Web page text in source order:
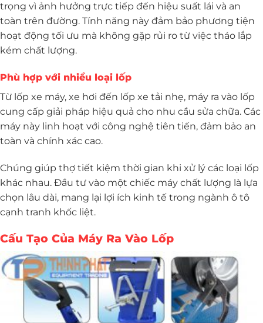
trọng vì ảnh hưởng trực tiếp đến hiệu suất lái và an
toàn trên đường. Tính năng này đảm bảo phương tiện
hoạt động tối ưu mà không gặp rủi ro từ việc tháo lắp
kém chất lượng.
Phù hợp với nhiều loại lốp
Từ lốp xe máy, xe hơi đến lốp xe tải nhẹ, máy ra vào lốp
cung cấp giải pháp hiệu quả cho nhu cầu sửa chữa. Các
máy này linh hoạt với công nghệ tiên tiến, đảm bảo an
toàn và chính xác cao.
Chúng giúp thợ tiết kiệm thời gian khi xử lý các loại lốp
khác nhau. Đầu tư vào một chiếc máy chất lượng là lựa
chọn lâu dài, mang lại lợi ích kinh tế trong ngành ô tô
cạnh tranh khốc liệt.
Cấu Tạo Của Máy Ra Vào Lốp